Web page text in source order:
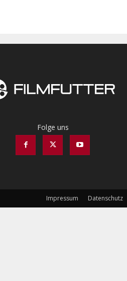
Folge uns
Impressum Datenschutz